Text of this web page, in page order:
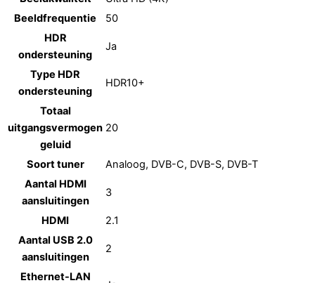
Beeldfrequentie
50
HDR
ondersteuning
Ja
Type HDR
ondersteuning
HDR10+
Totaal
uitgangsvermogen
geluid
20
Soort tuner
Analoog, DVB-C, DVB-S, DVB-T
Aantal HDMI
aansluitingen
3
HDMI
2.1
Aantal USB 2.0
aansluitingen
2
Ethernet-LAN